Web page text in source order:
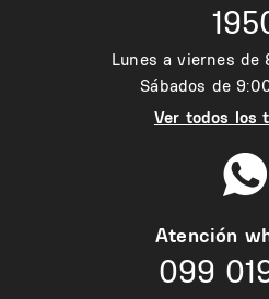
Lunes a viernes de
Sábados de
Ver todos los
Atención
099